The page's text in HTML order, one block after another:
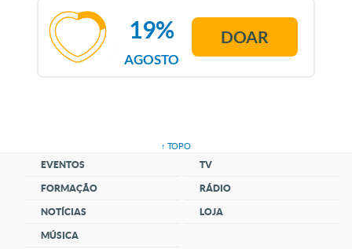
AGOSTO
19% DOAR
↑ TOPO
EVENTOS
FORMAÇÃO
NOTÍCIAS
MÚSICA
TV
RÁDIO
LOJA